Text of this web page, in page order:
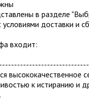
в разделе
доставки и
входит:
к истиранию и